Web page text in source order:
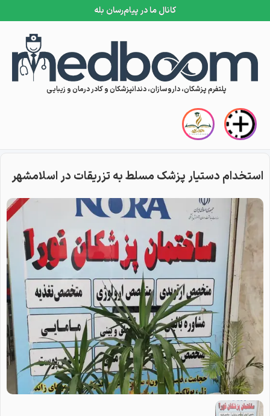
کانال ما در پیام‌رسان بله
Skip to content
پلتفرم پزشکان، داروسازان، دندانپزشکان و کادر درمان و زیبایی
استخدام دستیار پزشک مسلط به تزریقات در اسلامشهر